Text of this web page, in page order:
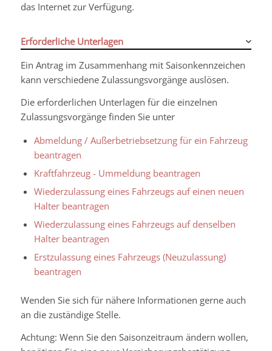
das Internet zur Verfügung.
Erforderliche Unterlagen
Ein Antrag im Zusammenhang mit Saisonkennzeichen
kann verschiedene Zulassungsvorgänge auslösen.
Die erforderlichen Unterlagen für die einzelnen
Zulassungsvorgänge finden Sie unter
Abmeldung / Außerbetriebsetzung für ein Fahrzeug
beantragen
Kraftfahrzeug - Ummeldung beantragen
Wiederzulassung eines Fahrzeugs auf einen neuen
Halter beantragen
Wiederzulassung eines Fahrzeugs auf denselben
Halter beantragen
Erstzulassung eines Fahrzeugs (Neuzulassung)
beantragen
Wenden Sie sich für nähere Informationen gerne auch
an die zuständige Stelle.
Achtung: Wenn Sie den Saisonzeitraum ändern wollen,